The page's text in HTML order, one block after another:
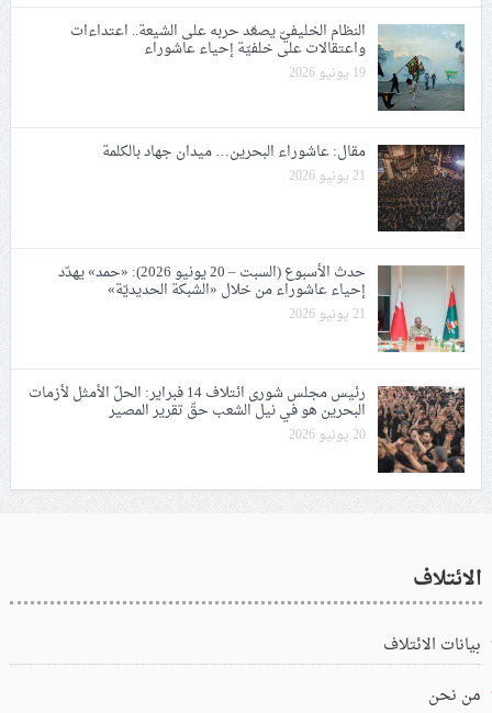
النظام الخليفيّ يصعّد حربه على الشيعة.. اعتداءات
واعتقالات على خلفيّة إحياء عاشوراء
19 يونيو 2026
مقال: عاشوراء البحرين… ميدان جهاد بالكلمة
21 يونيو 2026
حدث الأسبوع (السبت – 20 يونيو 2026): «حمد» يهدّد
إحياء عاشوراء من خلال «الشبكة الحديديّة»
21 يونيو 2026
رئيس مجلس شورى ائتلاف 14 فبراير: الحلّ الأمثل لأزمات
البحرين هو في نيل الشعب حقّ تقرير المصير
20 يونيو 2026
الائتلاف
بيانات الائتلاف
من نحن